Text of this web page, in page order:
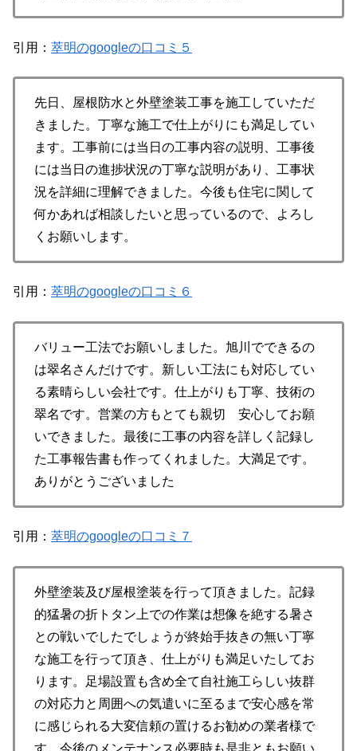
引用： 萃明のgoogleの口コミ５
先日、屋根防水と外壁塗装工事を施工していただ
きました。丁寧な施工で仕上がりにも満足してい
ます。工事前には当日の工事内容の説明、工事後
には当日の進捗状況の丁寧な説明があり、工事状
況を詳細に理解できました。今後も住宅に関して
何かあれば相談したいと思っているので、よろし
くお願いします。
引用： 萃明のgoogleの口コミ６
バリュー工法でお願いしました。旭川でできるの
は翠名さんだけです。新しい工法にも対応してい
る素晴らしい会社です。仕上がりも丁寧、技術の
翠名です。営業の方もとても親切 安心してお願
いできました。最後に工事の内容を詳しく記録し
た工事報告書も作ってくれました。大満足です。
ありがとうございました
引用： 萃明のgoogleの口コミ７
外壁塗装及び屋根塗装を行って頂きました。記録
的猛暑の折トタン上での作業は想像を絶する暑さ
との戦いでしたでしょうが終始手抜きの無い丁寧
な施工を行って頂き、仕上がりも満足いたしてお
ります。足場設置も含め全て自社施工らしい抜群
の対応力と周囲への気遣いに至るまで安心感を常
に感じられる大変信頼の置けるお勧めの業者様で
す。今後のメンテナンス必要時も是非ともお願い